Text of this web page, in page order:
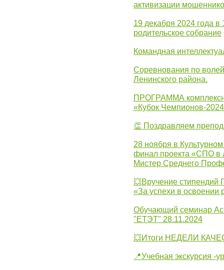
активизации
19 декабря 2024 года
родительское собрание
Командная
Соревнования по
Ленинского района.
ПРОГРАММА
«Кубок Чемпионов-
👏 Поздравляем
28 ноября в
финал проекта «СПО в
Мистер Среднего
💥Вручение стипендий
«За успехи в освоении
Обучающий семинар
"ЕТЭТ" 28.11.2024
💥Итоги НЕДЕЛИ
📍Учебная экскурсия -